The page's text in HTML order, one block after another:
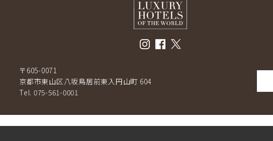
〒605-0071
京都市東山区八坂鳥居前東入円山町 604
Tel. 075-561-0001